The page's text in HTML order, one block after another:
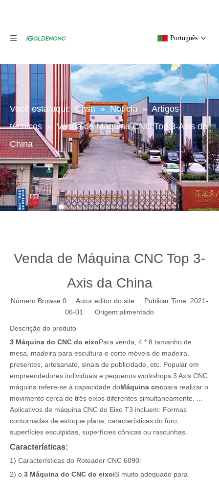
Português
Você está aqui: Casa » Notícia » Artigos
técnicos » Venda de Máquina CNC Top 3-Axis da
China
Venda de Máquina CNC Top 3-
Axis da China
Número Browse:0 Autor:editor do site Publicar Time: 2021-
06-01 Origem:alimentado
Descrição do produto
3 Máquina do CNC do eixoPara venda, 4 * 8 tamanho de
mesa, madeira para escultura e corte móveis de madeira,
presentes, artesanato, sinais de publicidade, etc. Popular em
empreendedores individuais e pequenos workshops.3 Axis CNC
máquina refere-se à capacidade doMáquina cncpara realizar o
movimento cerca de três eixos diferentes simultaneamente. ...
Aplicativos de máquina CNC do Eixo T3 incluem: Formas
contornadas de estoque plana, características do furo,
superfícies esculpidas, superfícies cônicas ou rascunhas.
Características:
1) Características do Roteador CNC 6090:
2) o. 3 Máquina do CNC do eixoiS muito adequado para